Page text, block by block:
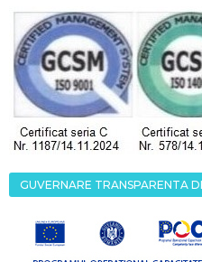
GUVERNARE TRANSPARENTA